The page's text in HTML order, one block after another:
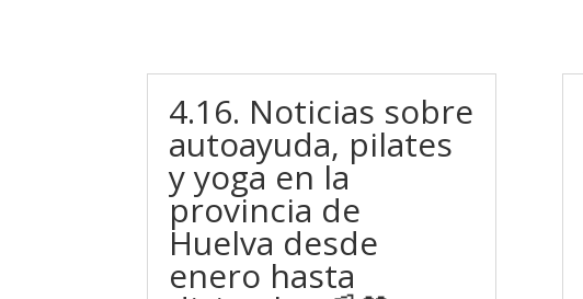
4.16. Noticias sobre
autoayuda, pilates
y yoga en la
provincia de
Huelva desde
enero hasta